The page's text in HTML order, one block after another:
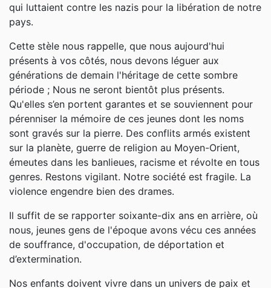
qui luttaient contre les nazis pour la libération de notre
pays.
Cette stèle nous rappelle, que nous aujourd'hui
présents à vos côtés, nous devons léguer aux
générations de demain l'héritage de cette sombre
période ; Nous ne seront bientôt plus présents.
Qu'elles s’en portent garantes et se souviennent pour
pérenniser la mémoire de ces jeunes dont les noms
sont gravés sur la pierre. Des conflits armés existent
sur la planète, guerre de religion au Moyen-Orient,
émeutes dans les banlieues, racisme et révolte en tous
genres. Restons vigilant. Notre société est fragile. La
violence engendre bien des drames.
Il suffit de se rapporter soixante-dix ans en arrière, où
nous, jeunes gens de l'époque avons vécu ces années
de souffrance, d'occupation, de déportation et
d’extermination.
Nos enfants doivent vivre dans un univers de paix et